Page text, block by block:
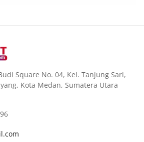
Square No. 04, Kel. Tanjung Sari,
Kota Medan, Sumatera Utara